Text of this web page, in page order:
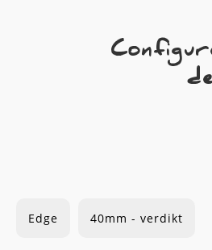
Edge 40mm - verdikt